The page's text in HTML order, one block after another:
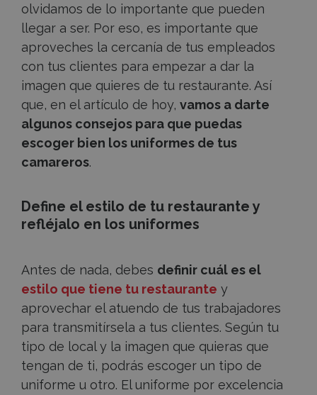
olvidamos de lo importante que pueden
llegar a ser. Por eso, es importante que
aproveches la cercanía de tus empleados
con tus clientes para empezar a dar la
imagen que quieres de tu restaurante. Así
que, en el artículo de hoy, vamos a darte
algunos consejos para que puedas
escoger bien los uniformes de tus
camareros.
Define el estilo de tu restaurante y
refléjalo en los uniformes
Antes de nada, debes definir cuál es el
estilo que tiene tu restaurante y
aprovechar el atuendo de tus trabajadores
para transmitírsela a tus clientes. Según tu
tipo de local y la imagen que quieras que
tengan de ti, podrás escoger un tipo de
uniforme u otro. El uniforme por excelencia